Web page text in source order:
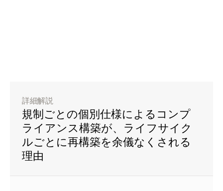
詳細解説
規制ごとの個別仕様によるコンプ
ライアンス構築が、ライフサイク
ルごとに再構築を余儀なくされる
理由